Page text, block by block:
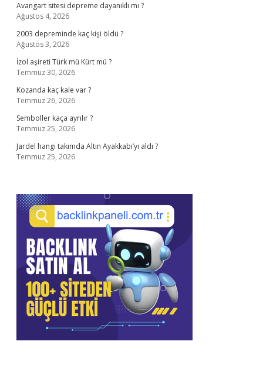
Avangart sitesi depreme dayanıklı mı ?
Ağustos 4, 2026
2003 depreminde kaç kişi öldü ?
Ağustos 3, 2026
İzol aşireti Türk mü Kürt mü ?
Temmuz 30, 2026
Kozanda kaç kale var ?
Temmuz 26, 2026
Semboller kaça ayrılır ?
Temmuz 25, 2026
Jardel hangi takımda Altın Ayakkabı’yı aldı ?
Temmuz 25, 2026